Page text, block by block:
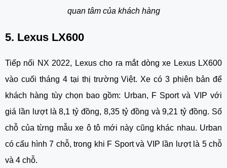
quan tâm của khách hàng
5. Lexus LX600
Tiếp nối NX 2022, Lexus cho ra mắt dòng xe Lexus LX600
vào cuối tháng 4 tại thị trường Việt. Xe có 3 phiên bản để
khách hàng tùy chọn bao gồm: Urban, F Sport và VIP với
giá lần lượt là 8,1 tỷ đồng, 8,35 tỷ đồng và 9,21 tỷ đồng. Số
chỗ của từng mẫu xe ô tô mới này cũng khác nhau. Urban
có cấu hình 7 chỗ, trong khi F Sport và VIP lần lượt là 5 chỗ
và 4 chỗ.